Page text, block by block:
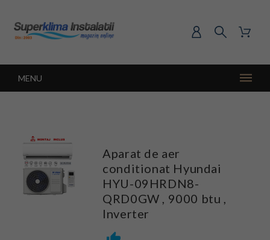
MENU
Aparat de aer
conditionat Hyundai
HYU-09HRDN8-
QRD0GW , 9000 btu ,
Inverter